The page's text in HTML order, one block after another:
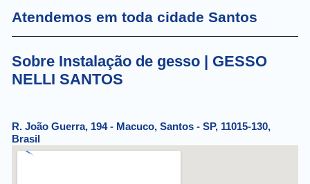
Atendemos em toda cidade Santos
Sobre Instalação de gesso | GESSO
NELLI SANTOS
R. João Guerra, 194 - Macuco, Santos - SP, 11015-130,
Brasil